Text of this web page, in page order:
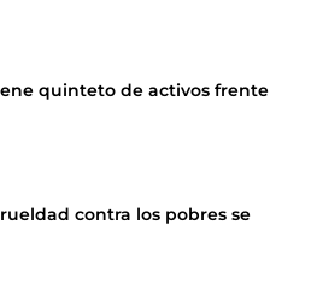
quinteto de activos frente
contra los pobres se